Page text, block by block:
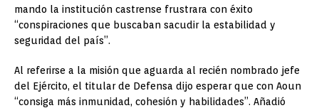
mando la institución castrense frustrara con éxito
“conspiraciones que buscaban sacudir la estabilidad y
seguridad del país”.
Al referirse a la misión que aguarda al recién nombrado jefe
del Ejército, el titular de Defensa dijo esperar que con Aoun
“consiga más inmunidad, cohesión y habilidades”. Añadió